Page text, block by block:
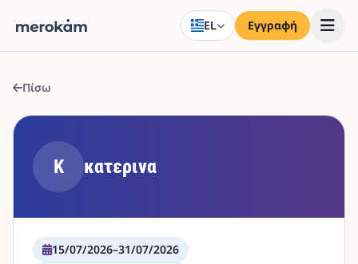
EL Εγγραφή
Πίσω
Κ κατερινα
15/07/2026–31/07/2026